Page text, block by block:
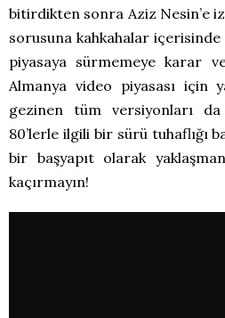
bitirdikten sonra Aziz Nesin’e
sorusuna kahkahalar içerisinde
piyasaya sürmemeye karar
Almanya video piyasası için
gezinen tüm versiyonları
80’lerle ilgili bir sürü tuhaflığı
bir başyapıt olarak
kaçırmayın!